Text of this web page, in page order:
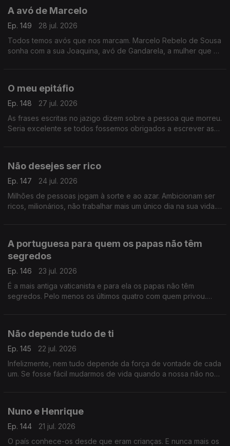
A avó de Marcelo
Ep. 149
28 jul. 2026
Todos temos avós que nos marcam. Marcelo Rebelo de Sousa
sonha com a sua Joaquina, avó de Gandarela, a mulher que o
O meu epitáfio
Ep. 148
27 jul. 2026
As frases escritas no jazigo dizem sobre a pessoa que morreu.
Seria excelente se todos fossemos obrigados a escrever as
Não desejes ser rico
Ep. 147
24 jul. 2026
Milhões de pessoas jogam à sorte e ao azar. Ambicionam ser
ricos, milionários, não trabalhar mais um único dia na sua vida.
A portuguesa para quem os papas não têm
segredos
Ep. 146
23 jul. 2026
É a mais antiga vaticanista e para ela os papas não têm
segredos. Pelo menos os últimos quatro com quem privou.
Não depende tudo de ti
Ep. 145
22 jul. 2026
Infelizmente, nem tudo depende da força de vontade de cada
um. Se fosse fácil mudarmos de vida quando a nossa não nos
Nuno e Henrique
Ep. 144
21 jul. 2026
O país conhece-os desde que eram crianças. E nunca mais os